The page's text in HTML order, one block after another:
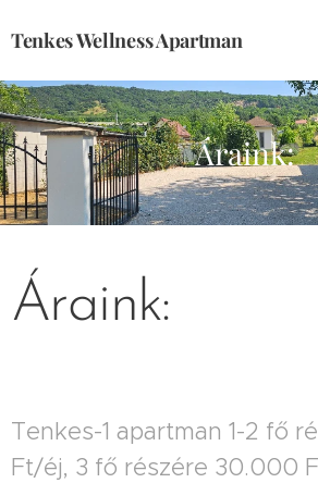
Tenkes Wellness Apartman
Áraink:
Áraink:
Tenkes-1 apartman 1-2 fő
Ft/éj, 3 fő részére 30.000